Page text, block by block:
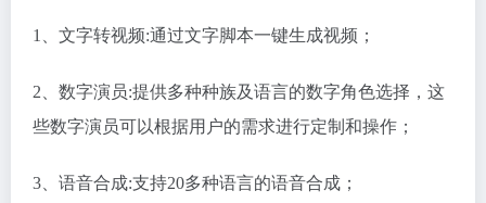
1、文字转视频:通过文字脚本一键生成视频；
2、数字演员:提供多种种族及语言的数字角色选择，这
些数字演员可以根据用户的需求进行定制和操作；
3、语音合成:支持20多种语言的语音合成；